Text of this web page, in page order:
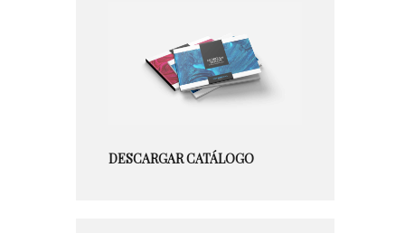
DESCARGAR CATÁLOGO